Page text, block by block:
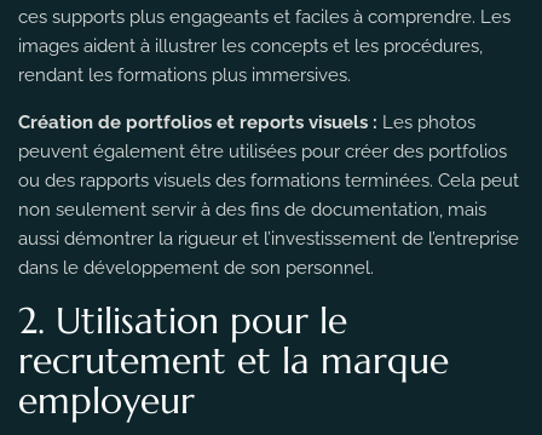
ces supports plus engageants et faciles à comprendre. Les
images aident à illustrer les concepts et les procédures,
rendant les formations plus immersives.
Création de portfolios et reports visuels : Les photos
peuvent également être utilisées pour créer des portfolios
ou des rapports visuels des formations terminées. Cela peut
non seulement servir à des fins de documentation, mais
aussi démontrer la rigueur et l’investissement de l’entreprise
dans le développement de son personnel.
2. Utilisation pour le
recrutement et la marque
employeur